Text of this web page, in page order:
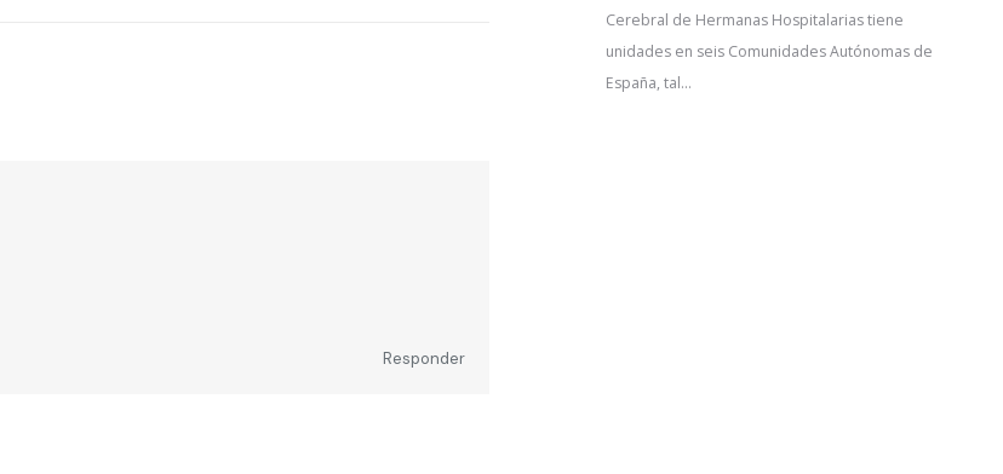
Responder
Cerebral de Hermanas Hospitalarias tiene
unidades en seis Comunidades Autónomas de
España, tal…